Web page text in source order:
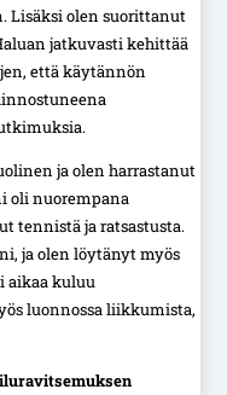
Lisäksi olen suorittanut
jatkuvasti kehittää
että käytännön
ja olen harrastanut
oli nuorempana
tennistä ja ratsastusta.
ja olen löytänyt myös
aikaa kuluu
luonnossa liikkumista,